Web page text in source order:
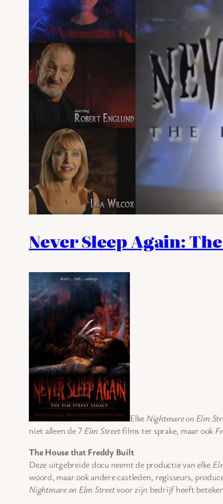
Never Sleep Again:
Elke Nightmare on Elm
niet alleen de 7 Elm Streetfilms ter sprake, maar ook
The House that Freddy Built
Deze uitgebreide docu neemt de productie van elke
woord, maar ook andere castleden, regisseurs,
Nightmare on Elm Streetvoor zijn bedrijf heeft